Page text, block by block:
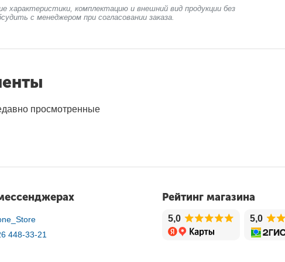
характеристики, комплектацию и внешний вид продукции без
с менеджером при согласовании заказа.
просмотренные
448-33-21
Рейтинг магазина
5,0 5,0